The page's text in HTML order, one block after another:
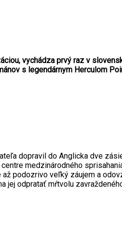
vychádza prvý raz v
s legendárnym Herculom
dopravil do Anglicka dve
medzinárodného
podozrivo veľký záujem a
jej odpratať mŕtvolu